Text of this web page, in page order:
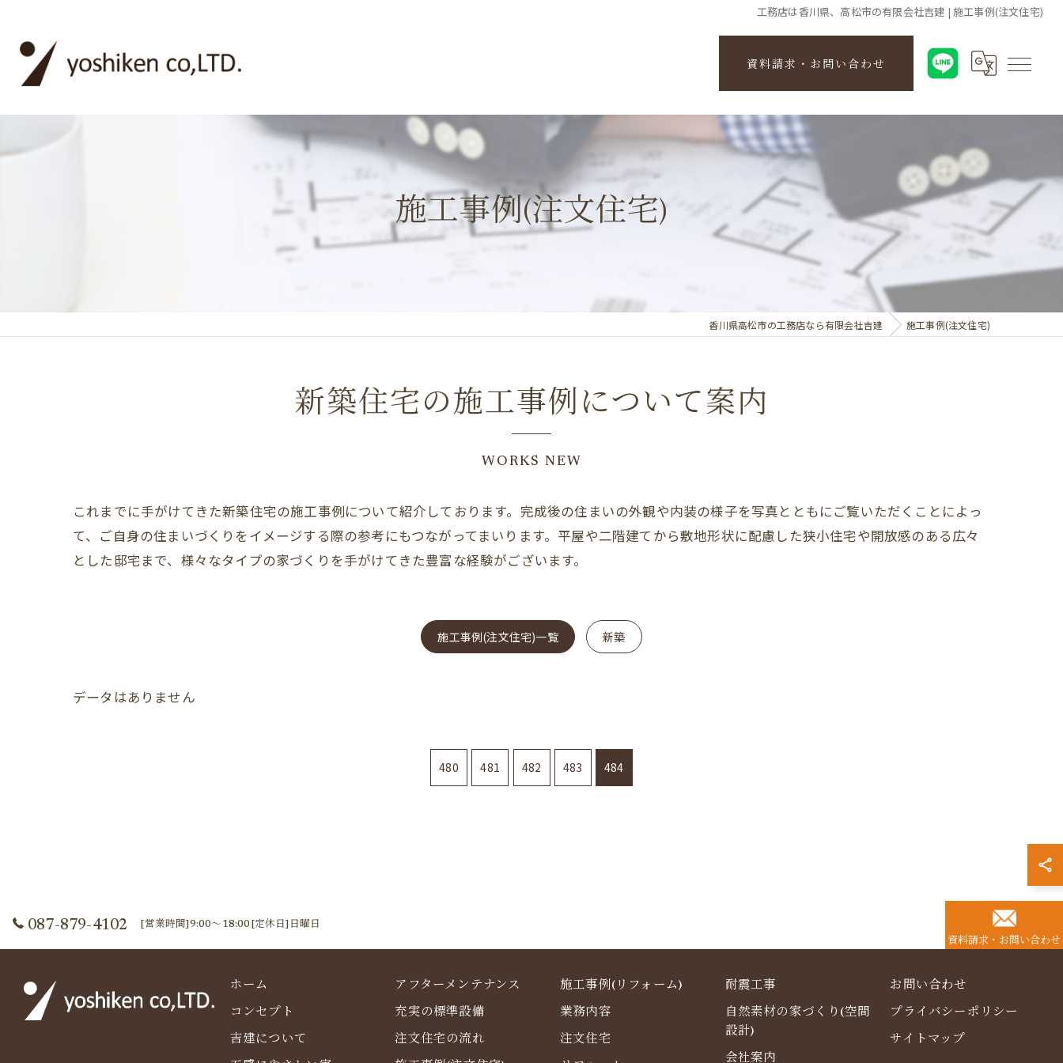
工務店は香川県、高松市の有限会社吉建 | 施工事例(注文住宅)
資料請求・お問い合わせ
施工事例(注文住宅)
香川県高松市の工務店なら有限会社吉建 施工事例(注文住宅)
新築住宅の施工事例について案内
WORKS NEW
これまでに手がけてきた新築住宅の施工事例について紹介しております。完成後の住まいの外観や内装の様子を写真とともにご覧いただくことによっ
て、ご自身の住まいづくりをイメージする際の参考にもつながってまいります。平屋や二階建てから敷地形状に配慮した狭小住宅や開放感のある広々
とした邸宅まで、様々なタイプの家づくりを手がけてきた豊富な経験がございます。
施工事例(注文住宅)一覧 新築
データはありません
480 481 482 483 484
087-879-4102 [営業時間]9:00～18:00[定休日]日曜日
資料請求・お問い合わせ
ホーム
コンセプト
吉建について
アフターメンテナンス
充実の標準設備
注文住宅の流れ
施工事例(リフォーム)
業務内容
注文住宅
耐震工事
自然素材の家づくり(空間
設計)
会社案内
お問い合わせ
プライバシーポリシー
サイトマップ